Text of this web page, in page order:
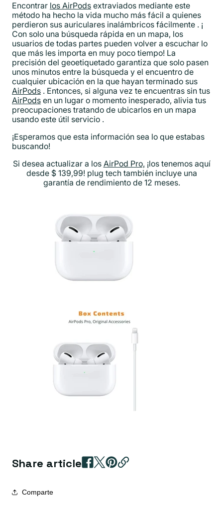
Encontrar los AirPods extraviados mediante este
método ha hecho la vida mucho más fácil a quienes
perdieron sus auriculares inalámbricos fácilmente . ¡
Con solo una búsqueda rápida en un mapa, los
usuarios de todas partes pueden volver a escuchar lo
que más les importa en muy poco tiempo! La
precisión del geoetiquetado garantiza que solo pasen
unos minutos entre la búsqueda y el encuentro de
cualquier ubicación en la que hayan terminado sus
AirPods . Entonces, si alguna vez te encuentras sin tus
AirPods en un lugar o momento inesperado, alivia tus
preocupaciones tratando de ubicarlos en un mapa
usando este útil servicio .
¡Esperamos que esta información sea lo que estabas
buscando!
Si desea actualizar a los AirPod Pro, ¡los tenemos aquí
desde $ 139,99! plug tech también incluye una
garantía de rendimiento de 12 meses.
Share article
Comparte